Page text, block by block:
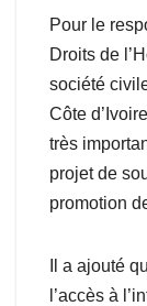
Pour le
Droits de
société
Côte
très
projet de
promotion
Il a ajouté
l’accès à